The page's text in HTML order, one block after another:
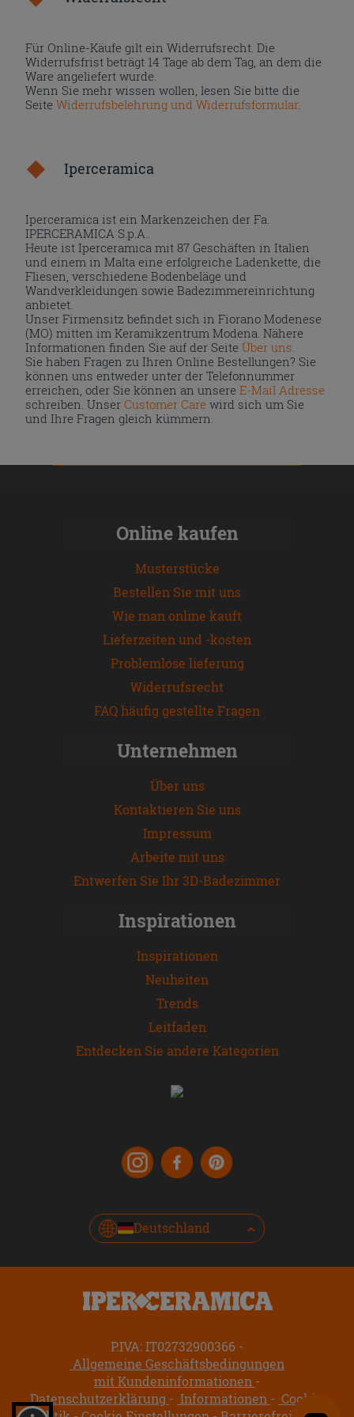
Für Online-Käufe gilt ein Widerrufsrecht. Die
Widerrufsfrist beträgt 14 Tage ab dem Tag, an dem die
Ware angeliefert wurde.
Wenn Sie mehr wissen wollen, lesen Sie bitte die
SeiteWiderrufsbelehrung und Widerrufsformular.
Iperceramica
Iperceramica ist ein Markenzeichen der Fa.
IPERCERAMICA S.p.A..
Heute ist Iperceramica mit 87 Geschäften in Italien
und einem in Malta eine erfolgreiche Ladenkette, die
Fliesen, verschiedene Bodenbeläge und
Wandverkleidungen sowie Badezimmereinrichtung
anbietet.
Unser Firmensitz befindet sich in Fiorano Modenese
(MO) mitten im Keramikzentrum Modena. Nähere
Informationen finden Sie auf der Seite Über uns
Sie haben Fragen zu Ihren Online Bestellungen? Sie
können uns entweder unter der Telefonnummer
erreichen, oder Sie können an unsereE-Mail Adresse
schreiben. UnserCustomer Care wird sich um Sie
und Ihre Fragen gleich kümmern.
Online kaufen
Musterstücke
Bestellen Sie mit uns
Wie man online kauft
Lieferzeiten und -kosten
Problemlose lieferung
Widerrufsrecht
FAQ häufig gestellte Fragen
Unternehmen
Über uns
Kontaktieren Sie uns
Impressum
Arbeite mit uns
Entwerfen Sie Ihr 3D-Badezimmer
Inspirationen
Inspirationen
Neuheiten
Trends
Leitfaden
Entdecken Sie andere Kategorien
Deutschland
P.IVA: IT02732900366
Allgemeine Geschäftsbedingungen
mit Kundeninformationen
Datenschutzerklärung
Informationen
Cookie-